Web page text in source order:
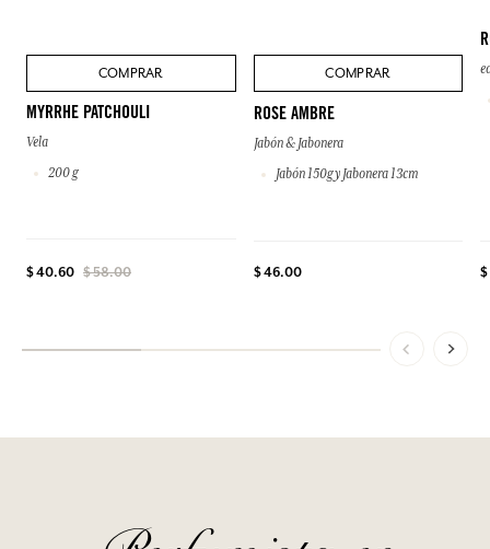
COMPRAR
MYRRHE PATCHOULI
Vela
200 g
$ 40.60 $ 58.00
COMPRAR
ROSE AMBRE
Jabón & Jabonera
Jabón 150g y Jabonera 13cm
$ 46.00